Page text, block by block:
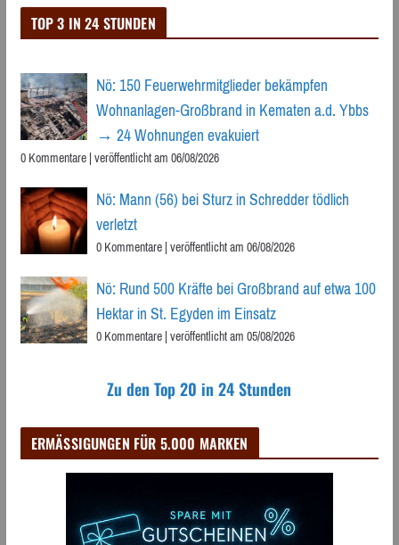
TOP 3 IN 24 STUNDEN
Nö: 150 Feuerwehrmitglieder bekämpfen
Wohnanlagen-Großbrand in Kematen a.d. Ybbs
→ 24 Wohnungen evakuiert
0 Kommentare|veröffentlicht am 06/08/2026
Nö: Mann (56) bei Sturz in Schredder tödlich
verletzt
0 Kommentare|veröffentlicht am 06/08/2026
Nö: Rund 500 Kräfte bei Großbrand auf etwa 100
Hektar in St. Egyden im Einsatz
0 Kommentare|veröffentlicht am 05/08/2026
Zu den Top 20 in 24 Stunden
ERMÄSSIGUNGEN FÜR 5.000 MARKEN